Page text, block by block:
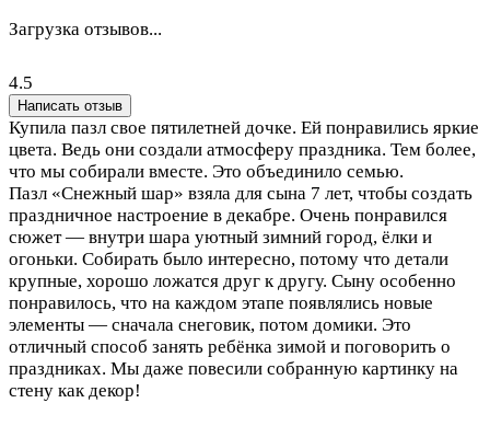
Загрузка отзывов...
4.5
Написать отзыв
Купила пазл свое пятилетней дочке. Ей понравились яркие
цвета. Ведь они создали атмосферу праздника. Тем более,
что мы собирали вместе. Это объединило семью.
Пазл «Снежный шар» взяла для сына 7 лет, чтобы создать
праздничное настроение в декабре. Очень понравился
сюжет — внутри шара уютный зимний город, ёлки и
огоньки. Собирать было интересно, потому что детали
крупные, хорошо ложатся друг к другу. Сыну особенно
понравилось, что на каждом этапе появлялись новые
элементы — сначала снеговик, потом домики. Это
отличный способ занять ребёнка зимой и поговорить о
праздниках. Мы даже повесили собранную картинку на
стену как декор!